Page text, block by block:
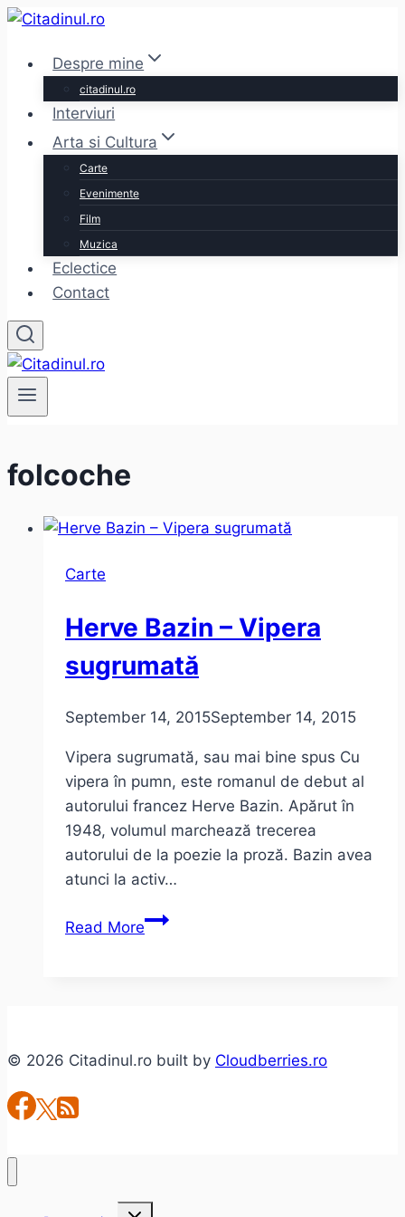
Skip
contentDespre mine
citadinul.ro
Interviuri
Arta si Cultura
Carte
Evenimente
Film
Muzica
Eclectice
Contact
folcoche
Carte
Herve Bazin – Vipera
sugrumată
September 14, 2015September 14, 2015
Vipera sugrumată, sau mai bine spus Cu
vipera în pumn, este romanul de debut al
autorului francez Herve Bazin. Apărut în
1948, volumul marchează trecerea
autorului de la poezie la proză. Bazin avea
atunci la activ…
Read MoreHerve
© 2026 Citadinul.ro built by Cloudberries.ro
Toggle